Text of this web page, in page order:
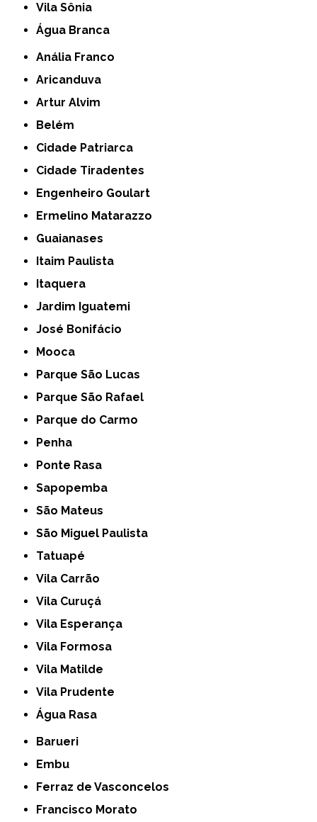
Vila Sônia
Água Branca
Anália Franco
Aricanduva
Artur Alvim
Belém
Cidade Patriarca
Cidade Tiradentes
Engenheiro Goulart
Ermelino Matarazzo
Guaianases
Itaim Paulista
Itaquera
Jardim Iguatemi
José Bonifácio
Mooca
Parque São Lucas
Parque São Rafael
Parque do Carmo
Penha
Ponte Rasa
Sapopemba
São Mateus
São Miguel Paulista
Tatuapé
Vila Carrão
Vila Curuçá
Vila Esperança
Vila Formosa
Vila Matilde
Vila Prudente
Água Rasa
Barueri
Embu
Ferraz de Vasconcelos
Francisco Morato